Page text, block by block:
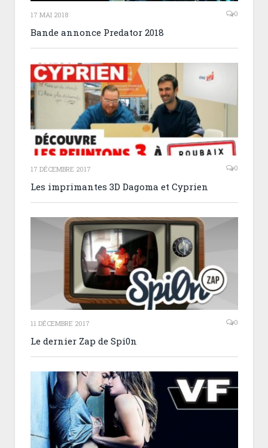
17 MAI 2018 0
Bande annonce Predator 2018
17 DÉCEMBRE 2017 0
Les imprimantes 3D Dagoma et Cyprien
11 DÉCEMBRE 2017 0
Le dernier Zap de Spi0n